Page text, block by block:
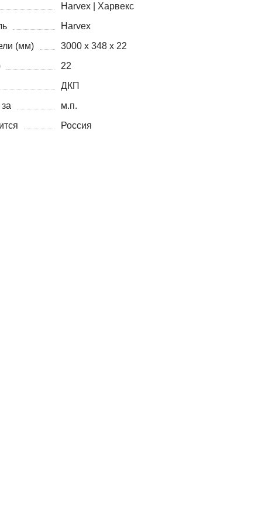
Harvex | Харвекс
Harvex
(мм)
3000 х 348 х 22
22
ДКП
м.п.
Россия